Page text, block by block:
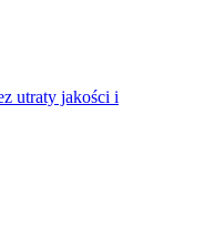
utraty jakości i